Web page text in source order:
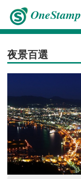
OneStamp
夜景百選